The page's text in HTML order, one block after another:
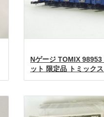
Nゲージ TOMIX
ット 限定品 トミック